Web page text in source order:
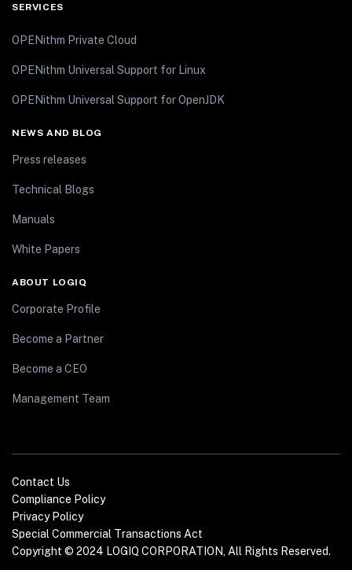
SERVICES
OPENithm Private Cloud
OPENithm Universal Support for Linux
OPENithm Universal Support for OpenJDK
NEWS AND BLOG
Press releases
Technical Blogs
Manuals
White Papers
ABOUT LOGIQ
Corporate Profile
Become a Partner
Become a CEO
Management Team
Copyright © 2024 LOGIQ CORPORATION, All Rights Reserved.
Contact Us
Compliance Policy
Privacy Policy
Special Commercial Transactions Act